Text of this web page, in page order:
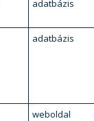
adatbázis
adatbázis
weboldal